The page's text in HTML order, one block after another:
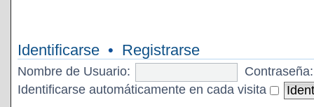
Identificarse • Registrarse
Nombre de Usuario:
Contraseña:
Identificarse automáticamente en cada visita